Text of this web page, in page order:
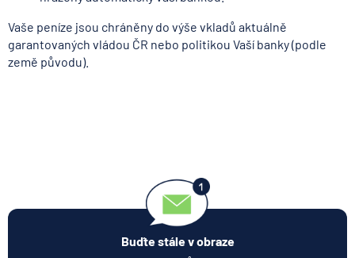
Vaše peníze jsou chráněny do výše vkladů aktuálně
garantovaných vládou ČR nebo politikou Vaší banky (podle
země původu).
Buďte stále v obraze